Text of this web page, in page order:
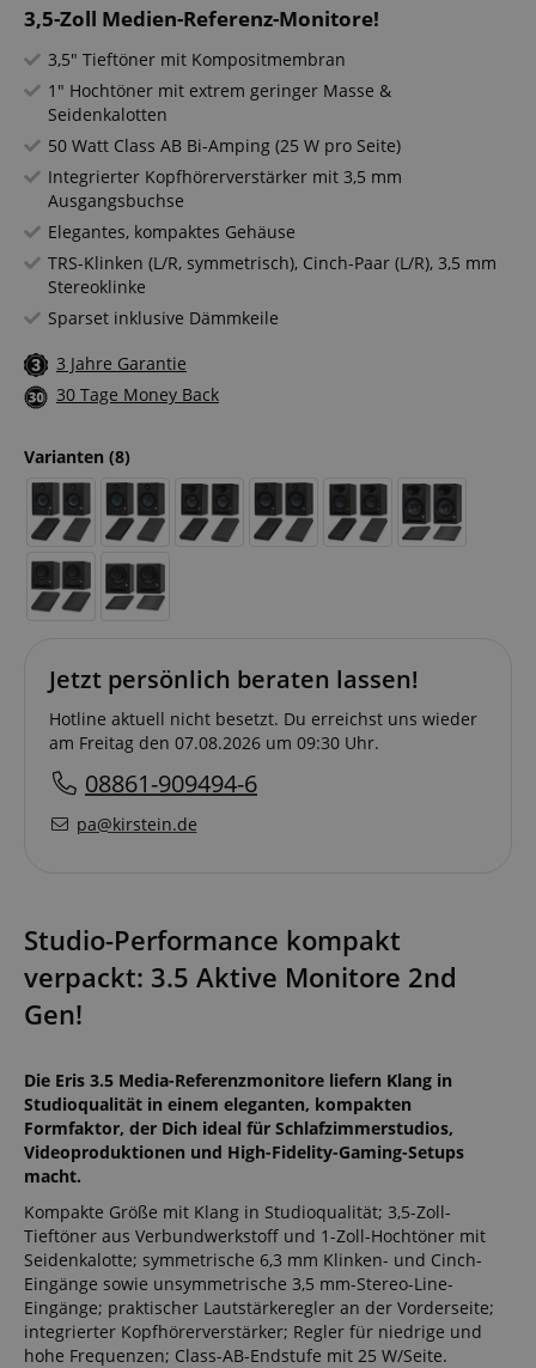
3,5-Zoll Medien-Referenz-Monitore!
3,5" Tieftöner mit Kompositmembran
1" Hochtöner mit extrem geringer Masse &
Seidenkalotten
50 Watt Class AB Bi-Amping (25 W pro Seite)
Integrierter Kopfhörerverstärker mit 3,5 mm
Ausgangsbuchse
Elegantes, kompaktes Gehäuse
TRS-Klinken (L/R, symmetrisch), Cinch-Paar (L/R), 3,5 mm
Stereoklinke
Sparset inklusive Dämmkeile
3 Jahre Garantie
30 Tage Money Back
Varianten (8)
Jetzt persönlich beraten lassen!
Hotline aktuell nicht besetzt. Du erreichst uns wieder
am Freitag den 07.08.2026 um 09:30 Uhr.
08861-909494-6
pa@kirstein.de
Studio-Performance kompakt
verpackt: 3.5 Aktive Monitore 2nd
Gen!
Die Eris 3.5 Media-Referenzmonitore liefern Klang in
Studioqualität in einem eleganten, kompakten
Formfaktor, der Dich ideal für Schlafzimmerstudios,
Videoproduktionen und High-Fidelity-Gaming-Setups
macht.
Kompakte Größe mit Klang in Studioqualität; 3,5-Zoll-
Tieftöner aus Verbundwerkstoff und 1-Zoll-Hochtöner mit
Seidenkalotte; symmetrische 6,3 mm Klinken- und Cinch-
Eingänge sowie unsymmetrische 3,5 mm-Stereo-Line-
Eingänge; praktischer Lautstärkeregler an der Vorderseite;
integrierter Kopfhörerverstärker; Regler für niedrige und
hohe Frequenzen; Class-AB-Endstufe mit 25 W/Seite.